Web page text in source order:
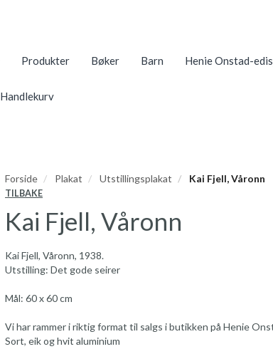
Produkter Bøker Barn Henie Onstad-
Handlekurv
Forside Plakat Utstillingsplakat Kai Fjell, Våronn
TILBAKE
Kai Fjell, Våronn
Kai Fjell, Våronn, 1938.
Utstilling: Det gode seirer
Mål: 60 x 60 cm
Vi har rammer i riktig format til salgs i butikken på Henie
Sort, eik og hvit aluminium